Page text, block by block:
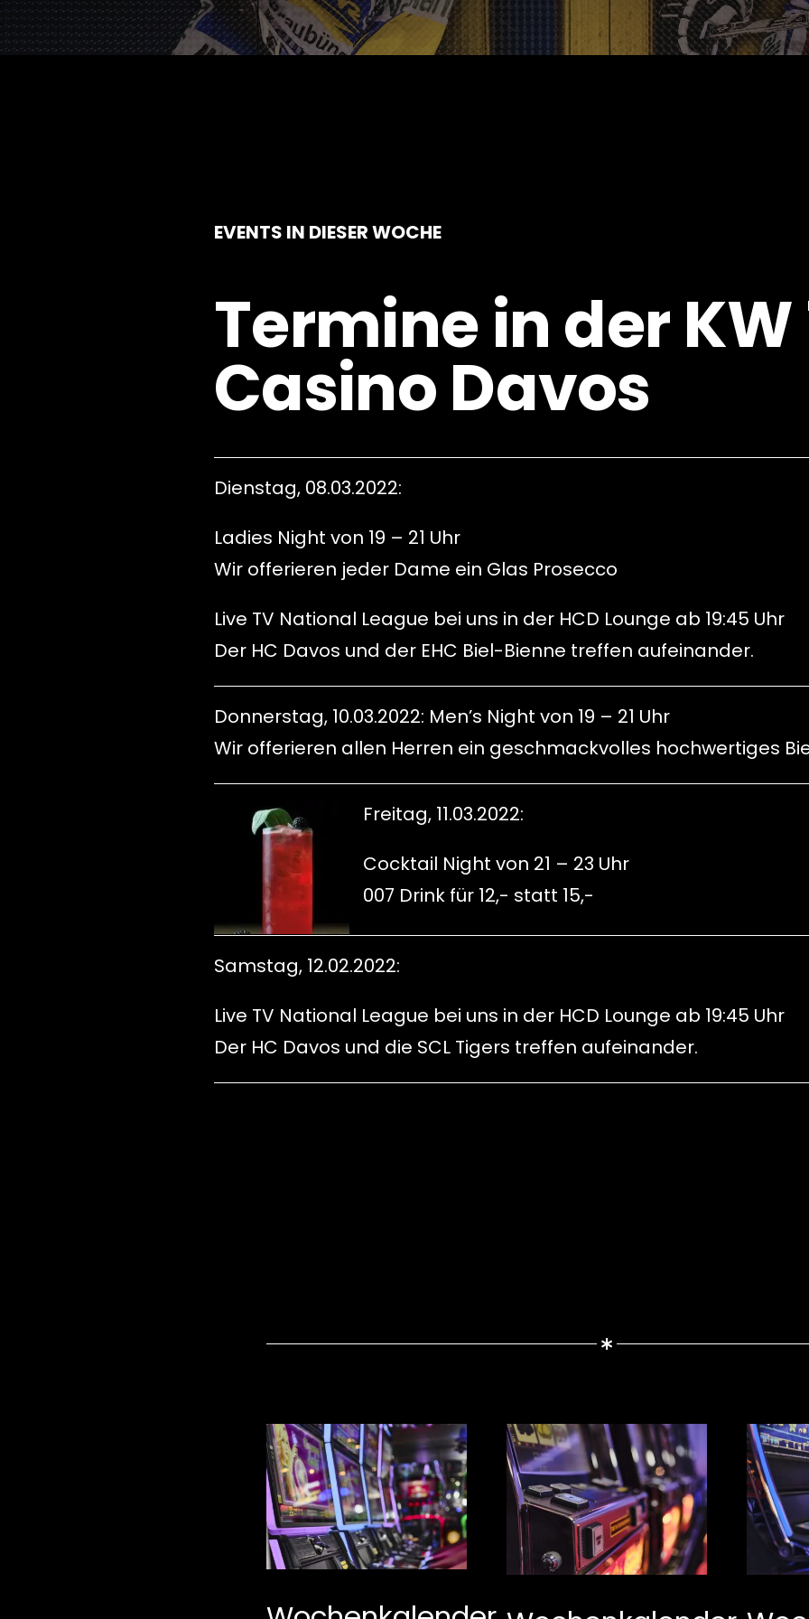
EVENTS IN DIESER WOCHE
Termine in der KW
Casino Davos
Dienstag, 08.03.2022:
Ladies Night von 19 – 21 Uhr
Wir offerieren jeder Dame ein Glas Prosecco
Live TV National League bei uns in der HCD Lounge ab 19:45 Uhr
Der HC Davos und der EHC Biel-Bienne treffen aufeinander.
Donnerstag, 10.03.2022: Men’s Night von 19 – 21 Uhr
Wir offerieren allen Herren ein geschmackvolles hochwertiges
Freitag, 11.03.2022:
Cocktail Night von 21 – 23 Uhr
007 Drink für 12,- statt 15,-
Samstag, 12.02.2022:
Live TV National League bei uns in der HCD Lounge ab 19:45 Uhr
Der HC Davos und die SCL Tigers treffen aufeinander.